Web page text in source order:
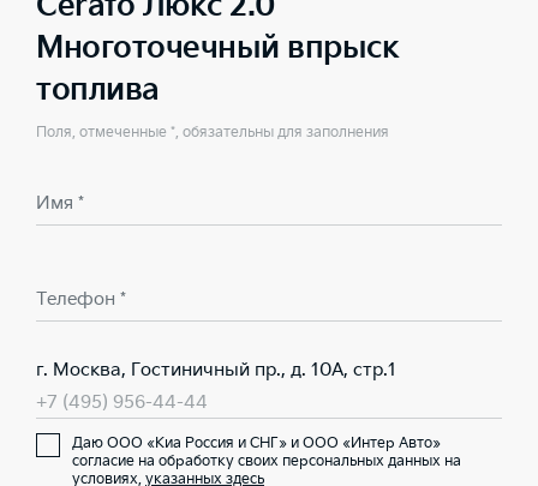
Многоточечный впрыск
топлива
Поля, отмеченные *, обязательны для заполнения
Имя *
Телефон *
г. Москва, Гостиничный пр., д. 10А, стр.1
+7 (495) 956-44-44
Даю ООО «Киа Россия и СНГ» и ООО «Интер Авто»
согласие на обработку своих персональных данных на
условиях, указанных здесь